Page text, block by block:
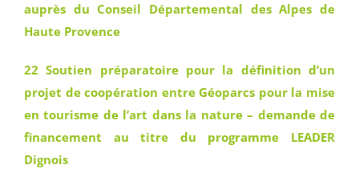
auprès du Conseil Départemental des Alpes de
Haute Provence
22 Soutien préparatoire pour la définition d’un
projet de coopération entre Géoparcs pour la mise
en tourisme de l’art dans la nature – demande de
financement au titre du programme LEADER
Dignois